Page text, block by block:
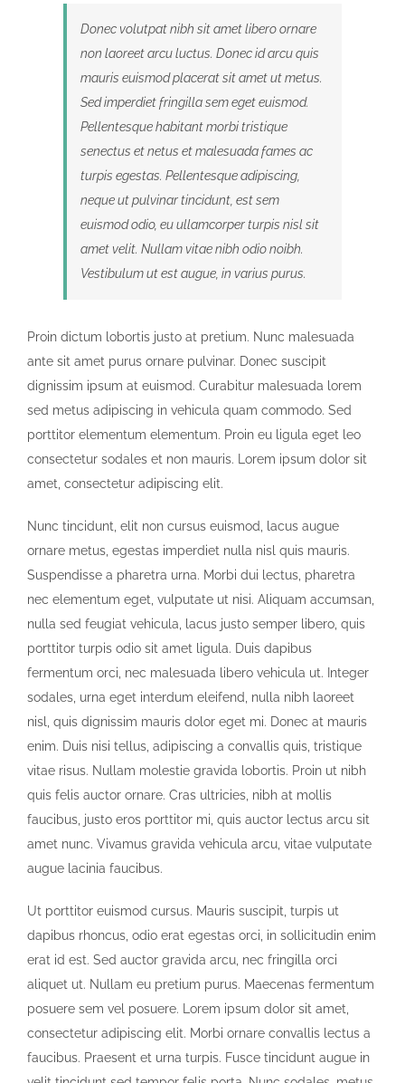
Donec volutpat nibh sit amet libero ornare
non laoreet arcu luctus. Donec id arcu quis
mauris euismod placerat sit amet ut metus.
Sed imperdiet fringilla sem eget euismod.
Pellentesque habitant morbi tristique
senectus et netus et malesuada fames ac
turpis egestas. Pellentesque adipiscing,
neque ut pulvinar tincidunt, est sem
euismod odio, eu ullamcorper turpis nisl sit
amet velit. Nullam vitae nibh odio noibh.
Vestibulum ut est augue, in varius purus.
Proin dictum lobortis justo at pretium. Nunc malesuada
ante sit amet purus ornare pulvinar. Donec suscipit
dignissim ipsum at euismod. Curabitur malesuada lorem
sed metus adipiscing in vehicula quam commodo. Sed
porttitor elementum elementum. Proin eu ligula eget leo
consectetur sodales et non mauris. Lorem ipsum dolor sit
amet, consectetur adipiscing elit.
Nunc tincidunt, elit non cursus euismod, lacus augue
ornare metus, egestas imperdiet nulla nisl quis mauris.
Suspendisse a pharetra urna. Morbi dui lectus, pharetra
nec elementum eget, vulputate ut nisi. Aliquam accumsan,
nulla sed feugiat vehicula, lacus justo semper libero, quis
porttitor turpis odio sit amet ligula. Duis dapibus
fermentum orci, nec malesuada libero vehicula ut. Integer
sodales, urna eget interdum eleifend, nulla nibh laoreet
nisl, quis dignissim mauris dolor eget mi. Donec at mauris
enim. Duis nisi tellus, adipiscing a convallis quis, tristique
vitae risus. Nullam molestie gravida lobortis. Proin ut nibh
quis felis auctor ornare. Cras ultricies, nibh at mollis
faucibus, justo eros porttitor mi, quis auctor lectus arcu sit
amet nunc. Vivamus gravida vehicula arcu, vitae vulputate
augue lacinia faucibus.
Ut porttitor euismod cursus. Mauris suscipit, turpis ut
dapibus rhoncus, odio erat egestas orci, in sollicitudin enim
erat id est. Sed auctor gravida arcu, nec fringilla orci
aliquet ut. Nullam eu pretium purus. Maecenas fermentum
posuere sem vel posuere. Lorem ipsum dolor sit amet,
consectetur adipiscing elit. Morbi ornare convallis lectus a
faucibus. Praesent et urna turpis. Fusce tincidunt augue in